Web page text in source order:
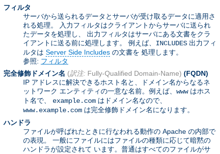
フィルタ
サーバから送られるデータとサーバが受け取るデータに適用さ
れる処理。 入力フィルタはクライアントからサーバに送られ
たデータを処理し、 出力フィルタはサーバにある文書をクラ
イアントに送る前に処理します。 例えば、 INCLUDES 出力フィ
ルタは Server Side Includes の文書を 処理します。
参照: フィルタ
完全修飾ドメイン名 (訳注: Fully-Qualified Domain-Name) (FQDN)
IP アドレスに解決できるホスト名と、ドメイン名からなるネ
ットワーク エンティティの一意な名前。例えば、 wwwはホス
ト名で、 example.com はドメイン名なので、
www.example.com は完全修飾ドメイン名になります。
ハンドラ
ファイルが呼ばれたときに行なわれる動作の Apache の内部で
の表現。 一般にファイルにはファイルの種類に応じて暗黙の
ハンドラが設定されて います。普通はすべてのファイルがサ